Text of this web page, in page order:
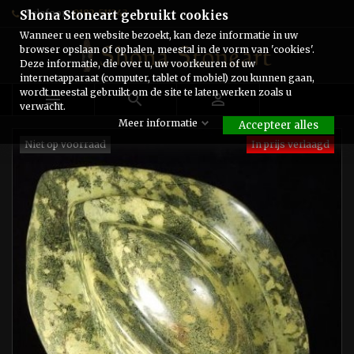
Telefoon: 0182-511243
  
In prijs verlaagd
Niet op voorraad
Shona Stoneart gebruikt cookies
Wanneer u een website bezoekt, kan deze informatie in uw
browser opslaan of ophalen, meestal in de vorm van 'cookies'.
Deze informatie, die over u, uw voorkeuren of uw
internetapparaat (computer, tablet of mobiel) zou kunnen gaan,
wordt meestal gebruikt om de site te laten werken zoals u
verwacht.
Meer informatie
Accepteer alles